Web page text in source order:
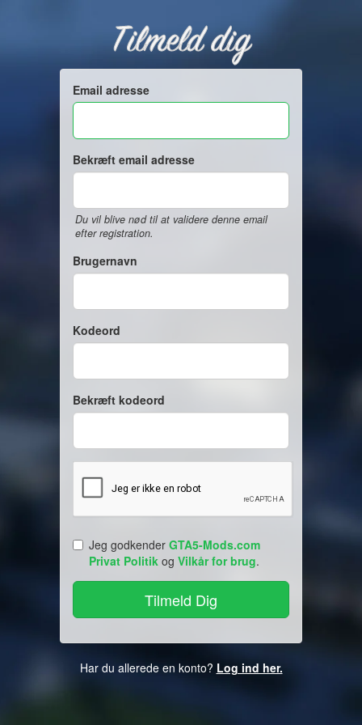
Tilmeld dig
Email adresse
Bekræft email adresse
Du vil blive nød til at validere denne email
efter registration.
Brugernavn
Kodeord
Bekræft kodeord
Jeg godkender GTA5-Mods.com
Privat Politik og Vilkår for brug.
Har du allerede en konto? Log ind her.